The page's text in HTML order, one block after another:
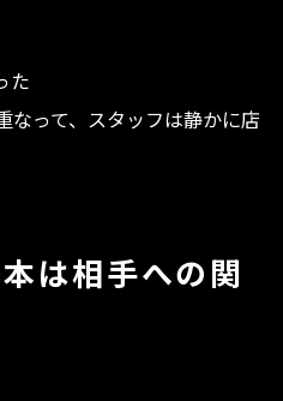
た
なって、スタッフは静かに店
は相手への関